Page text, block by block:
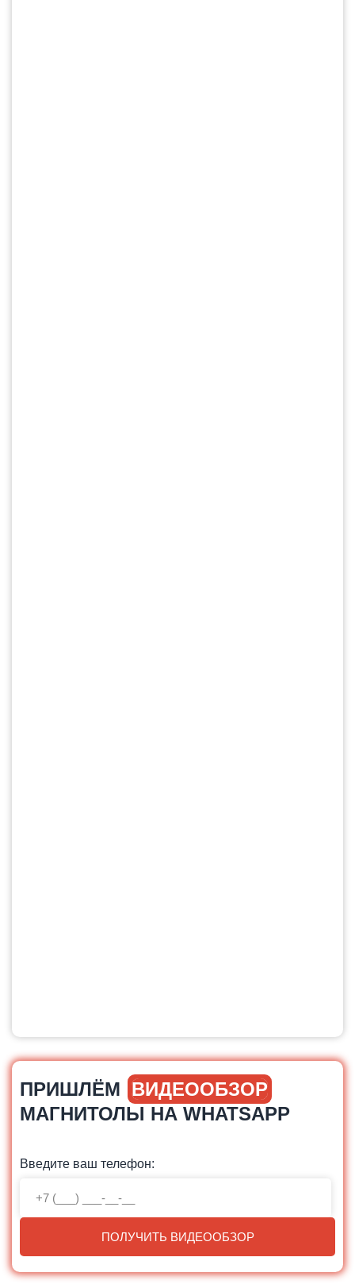
ПРИШЛЁМ ВИДЕООБЗОР
МАГНИТОЛЫ НА WHATSAPP
Введите ваш телефон:
ПОЛУЧИТЬ ВИДЕООБЗОР